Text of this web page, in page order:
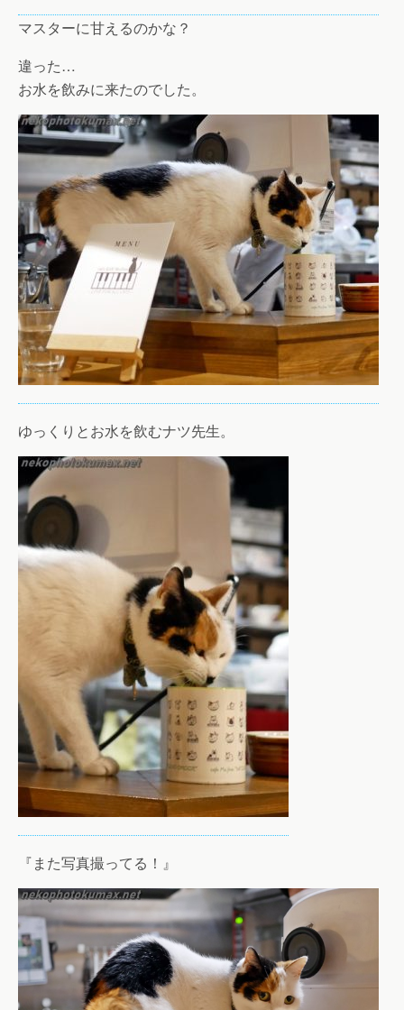
マスターに甘えるのかな？
違った…
お水を飲みに来たのでした。
ゆっくりとお水を飲むナツ先生。
『また写真撮ってる！』